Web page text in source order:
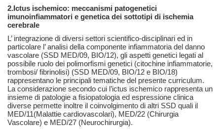
2.Ictus ischemico: meccanismi patogenetici
imunoinfiammatori e genetica dei sottotipi di ischemia
cerebrale
L’ integrazione di diversi settori scientifico-disciplinari ed in
particolare l’ analisi della componente infiammatoria del danno
vascolare (SSD MED/09, BIO/12), gli aspetti genetici legati al
possibile ruolo dei polimorfismi genetici (citochine infiammatorie,
trombosi/ fibrinolisi) (SSD MED/09, BIO/12 e BIO/18)
rappresentano le principali tematiche del presente curriculum.
La considerazione secondo cui l’ictus ischemico rappresenta un
insieme di patologie a fisiopatologia ed espressione clinica
diverse permette inoltre il coinvolgimento di altri SSD quali il
MED/11(Malattie cardiovascolari), MED/22 (Chirurgia
Vascolare) e MED/27 (Neurochirurgia).